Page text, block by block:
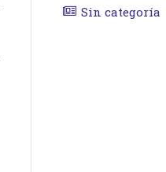
Sin categoría